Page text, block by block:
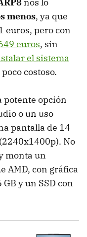
menos, ya que
euros, pero con
euros, sin
el sistema
costoso.
potente opción
o un uso
pantalla de 14
No
monta un
AMD, con gráfica
y un SSD con